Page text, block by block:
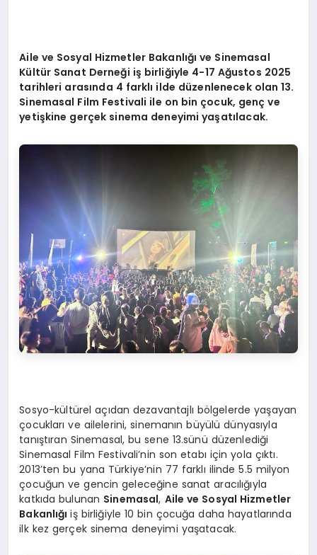
Aile ve Sosyal Hizmetler Bakanlığı ve Sinemasal
Kültür Sanat Derneği iş birliğiyle 4-17 Ağustos 2025
tarihleri arasında 4 farklı ilde düzenlenecek olan 13.
Sinemasal Film Festivali ile on bin çocuk, genç ve
yetişkine gerçek sinema deneyimi yaşatılacak.
Sosyo-kültürel açıdan dezavantajlı bölgelerde yaşayan
çocukları ve ailelerini, sinemanın büyülü dünyasıyla
tanıştıran Sinemasal, bu sene 13.sünü düzenlediği
Sinemasal Film Festivali’nin son etabı için yola çıktı.
2013’ten bu yana Türkiye’nin 77 farklı ilinde 5.5 milyon
çocuğun ve gencin geleceğine sanat aracılığıyla
katkıda bulunan Sinemasal, Aile ve Sosyal Hizmetler
Bakanlığıiş birliğiyle 10 bin çocuğa daha hayatlarında
ilk kez gerçek sinema deneyimi yaşatacak.